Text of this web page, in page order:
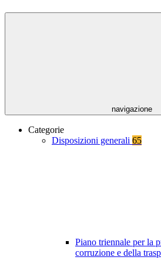
navigazione
Categorie
Disposizioni generali 65
Piano triennale per la
corruzione e della